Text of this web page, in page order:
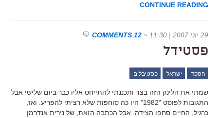
CONTINUE READING
29 יוני 2007 | 11:30 ~
12 COMMENTS
פסטידל
הספד ישראל פסטיבלים
שמתי את הלינק הזה בצד ותכננתי להתייחס אליו כבר ביום שלישי אבל
התגובות לפוסט "1982" היו כה סוחפות שלא רציתי להפריע. ואז,
כרגיל, החיים סחפו הצידה. אבל הכתבה הזאת, של נירית אנדרמן